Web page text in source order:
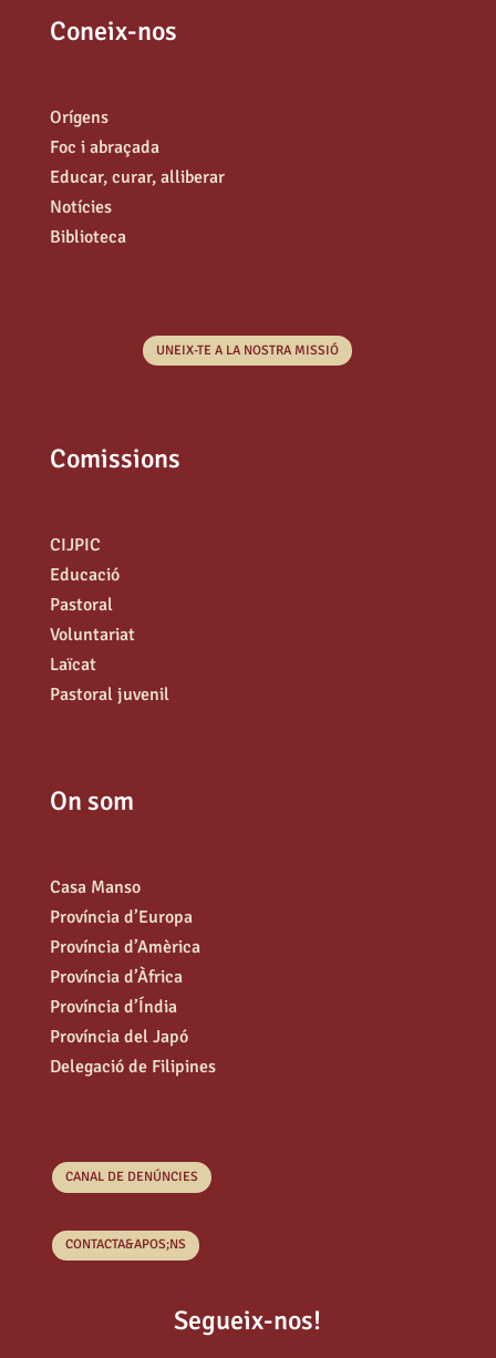
Coneix-nos
Orígens
Foc i abraçada
Educar, curar, alliberar
Notícies
Biblioteca
UNEIX-TE A LA NOSTRA MISSIÓ
Comissions
CIJPIC
Educació
Pastoral
Voluntariat
Laïcat
Pastoral juvenil
On som
Casa Manso
Província d’Europa
Província d’Amèrica
Província d’Àfrica
Província d’Índia
Província del Japó
Delegació de Filipines
CANAL DE DENÚNCIES
CONTACTA&APOS;NS
Segueix-nos!